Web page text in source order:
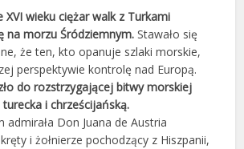
XVI wieku ciężar walk z Turkami
na morzu Śródziemnym. Stawało się
że ten, kto opanuje szlaki morskie,
perspektywie kontrolę nad Europą.
do rozstrzygającej bitwy morskiej
i chrześcijańską.
Don Juana de Austria
i żołnierze pochodzący z Hiszpanii,